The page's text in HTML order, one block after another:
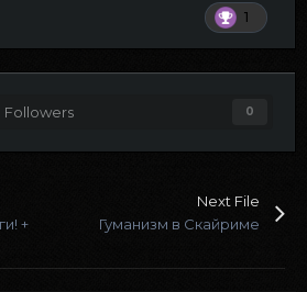
1
Followers 0
+
Next File
Гуманизм в Скайриме